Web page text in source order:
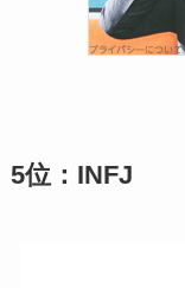
5位：INFJ